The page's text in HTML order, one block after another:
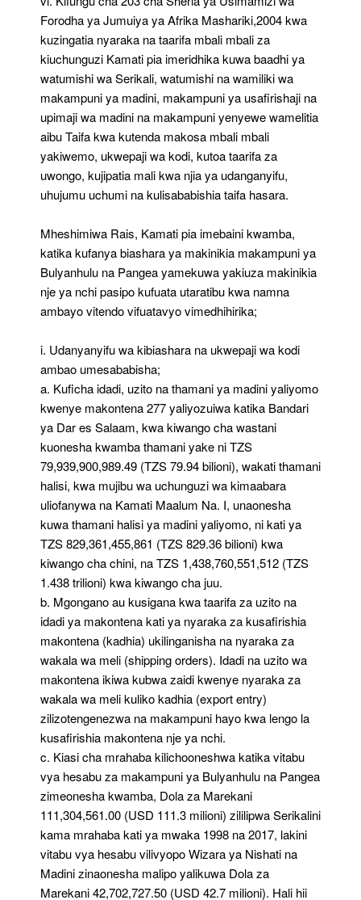
Forodha ya Jumuiya ya Afrika Mashariki,2004 kwa
kuzingatia nyaraka na taarifa mbali mbali za
kiuchunguzi Kamati pia imeridhika kuwa baadhi ya
watumishi wa Serikali, watumishi na wamiliki wa
makampuni ya madini, makampuni ya usafirishaji na
upimaji wa madini na makampuni yenyewe wamelitia
aibu Taifa kwa kutenda makosa mbali mbali
yakiwemo, ukwepaji wa kodi, kutoa taarifa za
uwongo, kujipatia mali kwa njia ya udanganyifu,
uhujumu uchumi na kulisababishia taifa hasara.
Mheshimiwa Rais, Kamati pia imebaini kwamba,
katika kufanya biashara ya makinikia makampuni ya
Bulyanhulu na Pangea yamekuwa yakiuza makinikia
nje ya nchi pasipo kufuata utaratibu kwa namna
ambayo vitendo vifuatavyo vimedhihirika;
i. Udanyanyifu wa kibiashara na ukwepaji wa kodi
ambao umesababisha;
a. Kuficha idadi, uzito na thamani ya madini yaliyomo
kwenye makontena 277 yaliyozuiwa katika Bandari
ya Dar es Salaam, kwa kiwango cha wastani
kuonesha kwamba thamani yake ni TZS
79,939,900,989.49 (TZS 79.94 bilioni), wakati thamani
halisi, kwa mujibu wa uchunguzi wa kimaabara
uliofanywa na Kamati Maalum Na. I, unaonesha
kuwa thamani halisi ya madini yaliyomo, ni kati ya
TZS 829,361,455,861 (TZS 829.36 bilioni) kwa
kiwango cha chini, na TZS 1,438,760,551,512 (TZS
1.438 trilioni) kwa kiwango cha juu.
b. Mgongano au kusigana kwa taarifa za uzito na
idadi ya makontena kati ya nyaraka za kusafirishia
makontena (kadhia) ukilinganisha na nyaraka za
wakala wa meli (shipping orders). Idadi na uzito wa
makontena ikiwa kubwa zaidi kwenye nyaraka za
wakala wa meli kuliko kadhia (export entry)
zilizotengenezwa na makampuni hayo kwa lengo la
kusafirishia makontena nje ya nchi.
c. Kiasi cha mrahaba kilichooneshwa katika vitabu
vya hesabu za makampuni ya Bulyanhulu na Pangea
zimeonesha kwamba, Dola za Marekani
111,304,561.00 (USD 111.3 milioni) zililipwa Serikalini
kama mrahaba kati ya mwaka 1998 na 2017, lakini
vitabu vya hesabu vilivyopo Wizara ya Nishati na
Madini zinaonesha malipo yalikuwa Dola za
Marekani 42,702,727.50 (USD 42.7 milioni). Hali hii